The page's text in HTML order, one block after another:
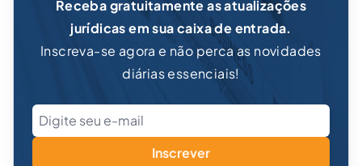
Receba gratuitamente as atualizações
jurídicas em sua caixa de entrada.
Inscreva-se agora e não perca as novidades
diárias essenciais!
Inscrever